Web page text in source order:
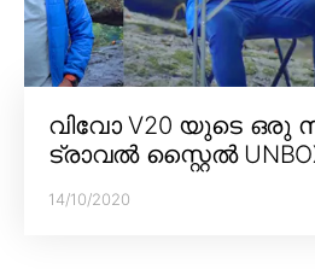
വിവോ V20 യുടെ ഒരു
ട്രാവൽ സ്റ്റൈൽ
14/10/2020